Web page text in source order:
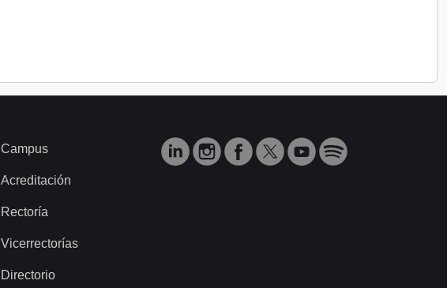
Campus
Acreditación
Rectoría
Vicerrectorías
Directorio